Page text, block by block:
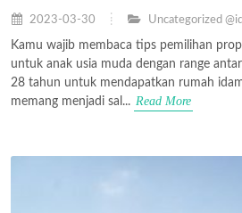
2023-03-30 Uncategorized @id
Kamu wajib membaca tips pemilihan
untuk anak usia muda dengan range
28 tahun untuk mendapatkan rumah
memang menjadi sal... Read More